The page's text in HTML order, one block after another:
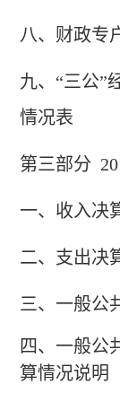
八、财政专
九、 “三公”
情况表
第三部分
一、收入决
二、支出决
三、一般公
四、一般公
算情况说明